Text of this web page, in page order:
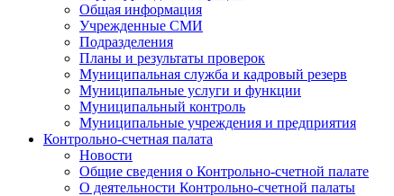
Общая информация
Учрежденные СМИ
Подразделения
Планы и результаты проверок
Муниципальная служба и кадровый резерв
Муниципальные услуги и функции
Муниципальный контроль
Муниципальные учреждения и предприятия
Контрольно-счетная палата
Новости
Общие сведения о Контрольно-счетной палате
О деятельности Контрольно-счетной палаты